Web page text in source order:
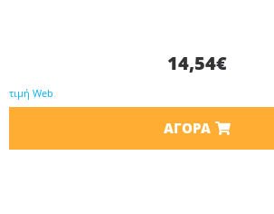
14,54€
τιμή Web
ΑΓΟΡΆ